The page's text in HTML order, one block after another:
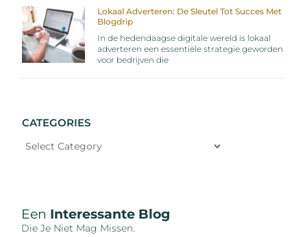
Lokaal Adverteren: De Sleutel Tot Succes Met
Blogdrip
In de hedendaagse digitale wereld is lokaal
adverteren een essentiële strategie geworden
voor bedrijven die
CATEGORIES
Een Interessante Blog
Die Je Niet Mag Missen.